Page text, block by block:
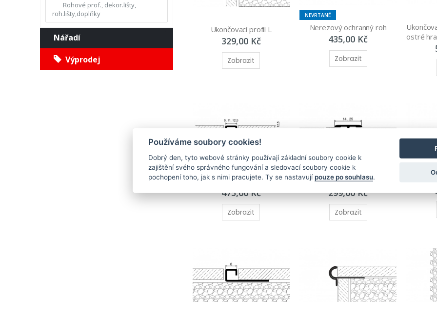
Rohové prof., dekor.lišty,
roh.lišty,doplňky
Nářadí
Výprodej
Ukončovací profil L
329,00 Kč
Zobrazit
NEVRTANÉ
Nerezový ochranný roh
435,00 Kč
Zobrazit
ostré
Ukončovací profil hranatý Q
475,00 Kč
Zobrazit
Přechodový dilatační profil T
299,00 Kč
Zobrazit
Používáme soubory cookies!
Dobrý den, tyto webové stránky používají základní soubory cookie k
zajištění svého správného fungování a sledovací soubory cookie k
pochopení toho, jak s nimi pracujete. Ty se nastavují pouze po souhlasu.